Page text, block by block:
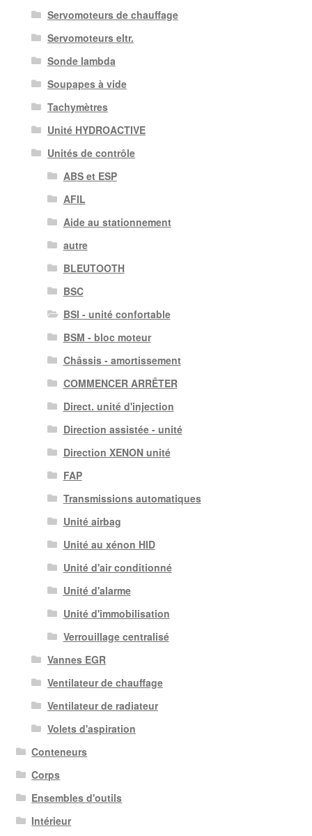
Servomoteurs de chauffage
Servomoteurs eltr.
Sonde lambda
Soupapes à vide
Tachymètres
Unité HYDROACTIVE
Unités de contrôle
ABS et ESP
AFIL
Aide au stationnement
autre
BLEUTOOTH
BSC
BSI - unité confortable
BSM - bloc moteur
Châssis - amortissement
COMMENCER ARRÊTER
Direct. unité d'injection
Direction assistée - unité
Direction XENON unité
FAP
Transmissions automatiques
Unité airbag
Unité au xénon HID
Unité d'air conditionné
Unité d'alarme
Unité d'immobilisation
Verrouillage centralisé
Vannes EGR
Ventilateur de chauffage
Ventilateur de radiateur
Volets d'aspiration
Conteneurs
Corps
Ensembles d'outils
Intérieur